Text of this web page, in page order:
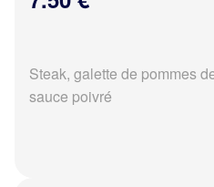
Steak, galette de pommes
sauce poivré